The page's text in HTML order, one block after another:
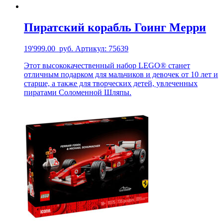
Пиратский корабль Гоинг Мерри
19'999.00 руб. Артикул: 75639
Этот высококачественный набор LEGO® станет
отличным подарком для мальчиков и девочек от 10 лет и
старше, а также для творческих детей, увлеченных
пиратами Соломенной Шляпы.